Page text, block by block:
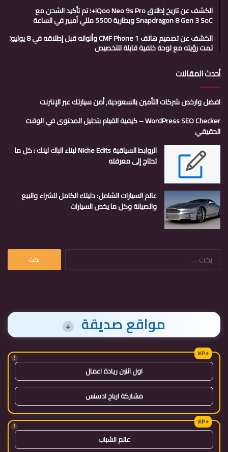
الكشف عن تاريخ إطلاق iQoo Neo 9s Pro+؛ تم تأكيد الشحن مع
Snapdragon 8 Gen 3 SoC وبطارية 5500 مللي أمبير في الساعة
الكشف عن تصميم هاتف CMF Phone 1 وألوانه قبل إطلاقه في 8 يوليو؛
تمت رؤيته مع لوحة خلفية قابلة للتخصيص
أحدث المقالات
افضل وارخص شركات التأمين بالسعودية, أمن سيارتك عبر الإنترنت
WordPress SEO Checker – كيفية القيام بتحليل المحتوى في الوقت
الحقيقي
الروابط السياقية Niche Edits لبناء الباك لينك : كل ما
تحتاج إلى معرفته
عالم السيارات الشامل: دليلك الكامل للشراء والبيع
والصيانة وكل ما يخص السيارات
البحث
مواقع صديقة +
!
اول اثنين ريادة اعمال
مشاركة ارباح ادسنس
!
عالم الشباب